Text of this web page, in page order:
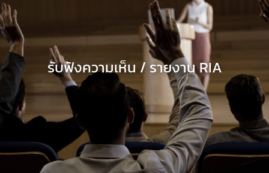
รับฟังความเห็น / รายงาน RIA